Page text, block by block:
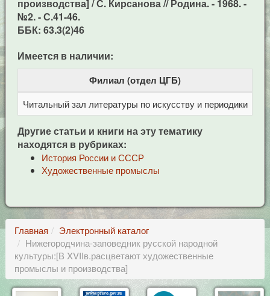
производства] / С. Кирсанова // Родина. - 1968. -
№2. - С.41-46.
ББК: 63.3(2)46
Имеется в наличии:
Филиал (отдел ЦГБ)
Читальный зал литературы по искусству и периодики
Другие статьи и книги на эту тематику
находятся в рубриках:
История России и СССР
Художественные промыслы
Главная
Электронный каталог
Нижегородчина-заповедник русской народной
культуры:[В XVIIв.расцветают художественные
промыслы и производства]